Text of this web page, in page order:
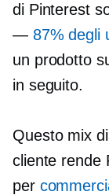
di Pinterest
— 87% degli
un prodotto
in seguito.
Questo mix
cliente rende
per